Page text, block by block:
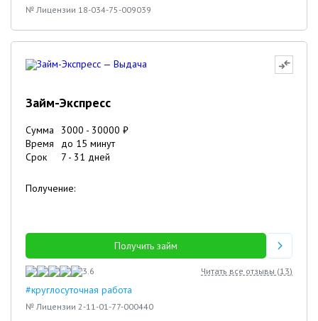
№ Лицензии 18-034-75-009039
Займ-Экспресс
Сумма 3000 - 30000 ₽
Время
до 15 минут
Срок
7 - 31 дней
Получение:
Получить займ
3.6 Читать все отзывы (13)
#круглосуточная работа
№ Лицензии 2-11-01-77-000440